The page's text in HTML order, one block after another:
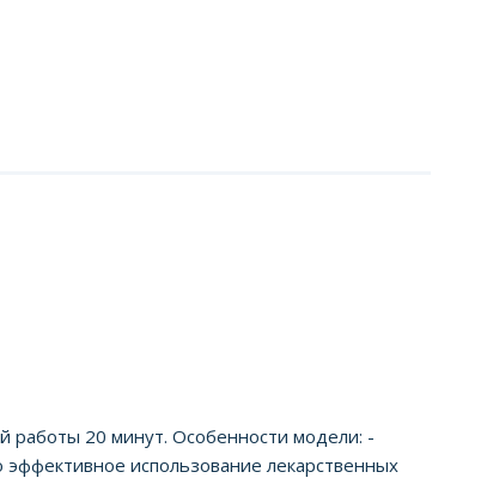
работы 20 минут. Особенности модели: -
использование лекарственных